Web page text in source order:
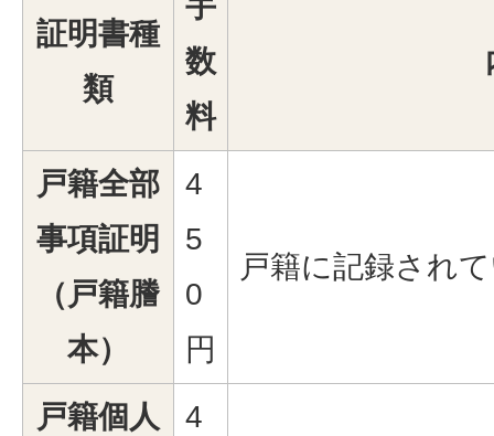
証明書種
類
数
料
戸籍全部
事項証明
（戸籍謄
本）
4
5
0
円
戸籍に記録され
戸籍個人
4